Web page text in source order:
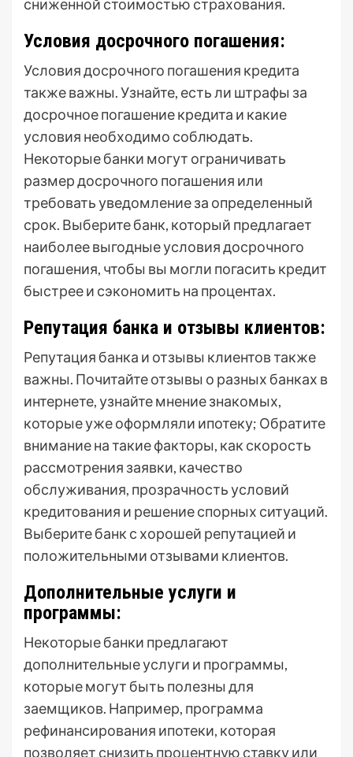
сниженной стоимостью страхования.
Условия досрочного погашения:
Условия досрочного погашения кредита
также важны. Узнайте, есть ли штрафы за
досрочное погашение кредита и какие
условия необходимо соблюдать.
Некоторые банки могут ограничивать
размер досрочного погашения или
требовать уведомление за определенный
срок. Выберите банк, который предлагает
наиболее выгодные условия досрочного
погашения, чтобы вы могли погасить кредит
быстрее и сэкономить на процентах.
Репутация банка и отзывы клиентов:
Репутация банка и отзывы клиентов также
важны. Почитайте отзывы о разных банках в
интернете, узнайте мнение знакомых,
которые уже оформляли ипотеку; Обратите
внимание на такие факторы, как скорость
рассмотрения заявки, качество
обслуживания, прозрачность условий
кредитования и решение спорных ситуаций.
Выберите банк с хорошей репутацией и
положительными отзывами клиентов.
Дополнительные услуги и
программы:
Некоторые банки предлагают
дополнительные услуги и программы,
которые могут быть полезны для
заемщиков. Например, программа
рефинансирования ипотеки, которая
позволяет снизить процентную ставку или